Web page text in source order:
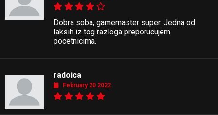
Dobra soba, gamemaster super. Jedna od
laksih iz tog razloga preporucujem
pocetnicima.
radoica
February 20 2022